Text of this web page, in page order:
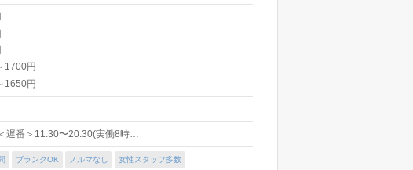
1700円
1650円
遅番＞11:30〜20:30(実働8時…
ブランクOK ノルマなし 女性スタッフ多数